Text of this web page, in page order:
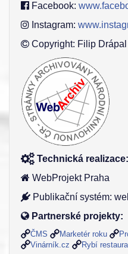
Facebook:
Instagram:
Copyright: Filip
Technická realizace:
WebProjekt Praha
Publikační systém:
Partnerské projekty:
ČMS Marketér roku
Vinárník.cz
Rybí